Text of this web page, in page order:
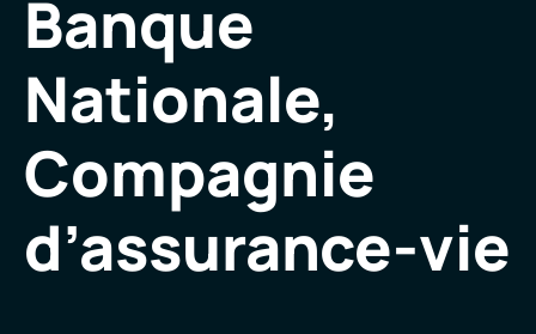
Banque
Nationale,
Compagnie
d’assurance-vie